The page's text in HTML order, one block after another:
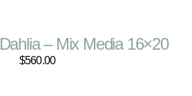
– Mix Media 16×20
$560.00